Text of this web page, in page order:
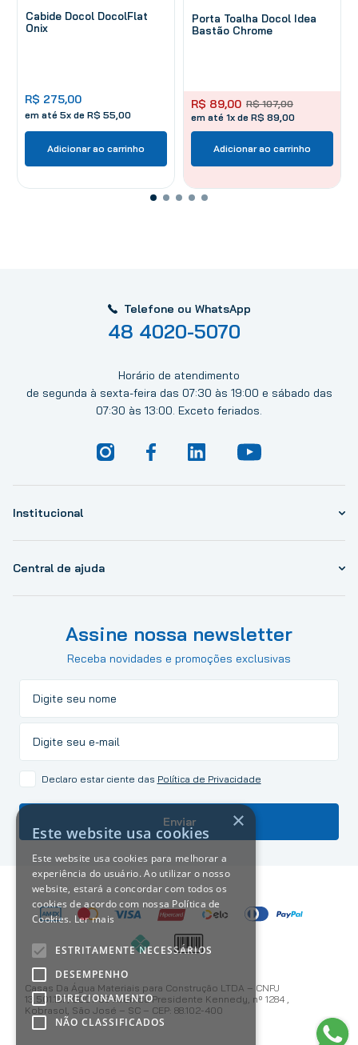
Cabide Docol DocolFlat
Onix
R$ 275,00
em até 5x de R$ 55,00
Adicionar ao carrinho
Porta Toalha Docol Idea
Bastão Chrome
R$ 107,00
R$ 89,00
em até 1x de R$ 89,00
Adicionar ao carrinho
Telefone ou WhatsApp
48 4020-5070
Horário de atendimento
de segunda à sexta-feira das 07:30 às 19:00 e sábado das
07:30 às 13:00. Exceto feriados.
Institucional
Central de ajuda
Assine nossa newsletter
Receba novidades e promoções exclusivas
Declaro estar ciente das Política de Privacidade
Enviar
Casas Da Água Materiais para Construção LTDA – CNPJ
13.501.187/0001-59 Avenida Presidente Kennedy, nº 1284 ,
Kobrasol, São José – SC – CEP: 88.102-400
×
Este website usa cookies
Este website usa cookies para melhorar a
experiência do usuário. Ao utilizar o nosso
website, estará a concordar com todos os
cookies de acordo com nossa Política de
Cookies. Ler mais
ESTRITAMENTE NECESSÁRIOS
DESEMPENHO
DIRECIONAMENTO
NÃO CLASSIFICADOS